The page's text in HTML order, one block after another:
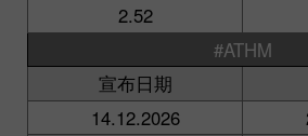
2.52
#ATHM
宣布日期
14.12.2026